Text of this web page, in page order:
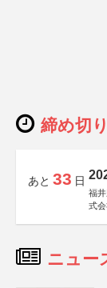
締め切
あと 33 日
福
式会
ニュー